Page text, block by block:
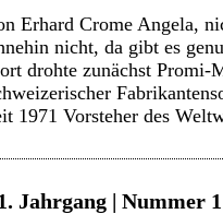
Erhard Crome Angela,
nicht, da gibt es
drohte zunächst Promi-
1971 Vorsteher des
Jahrgang | Nummer